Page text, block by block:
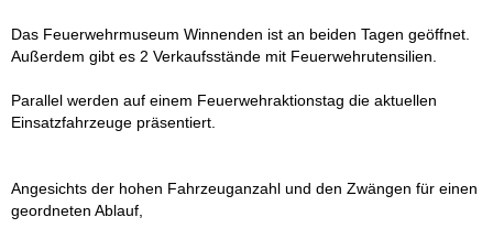
Das Feuerwehrmuseum Winnenden ist an beiden Tagen geöffnet.
Außerdem gibt es 2 Verkaufsstände mit Feuerwehrutensilien.
Parallel werden auf einem Feuerwehraktionstag die aktuellen
Einsatzfahrzeuge präsentiert.
Angesichts der hohen Fahrzeuganzahl und den Zwängen für einen
geordneten Ablauf,